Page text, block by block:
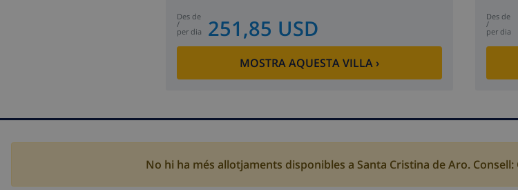
des de
/
per dia 251,85 USD
MOSTRA AQUESTA VILLA ›
des de
/
per dia
No hi ha més allotjaments disponibles a Santa Cristina de Aro.